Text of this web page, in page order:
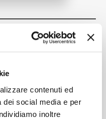
contenuti ed
dei social media e per
inoltre
Orchestra, Zubin
14:26
Orchestra, Zubin